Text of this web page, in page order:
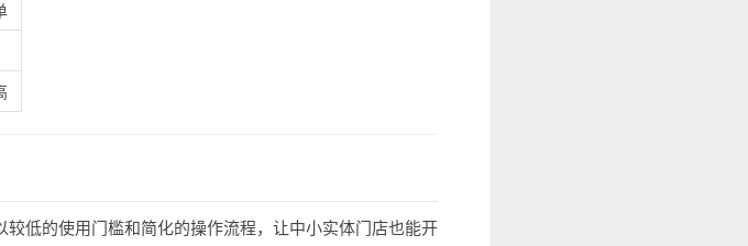
低的使用门槛和简化的操作流程，让中小实体门店也能开